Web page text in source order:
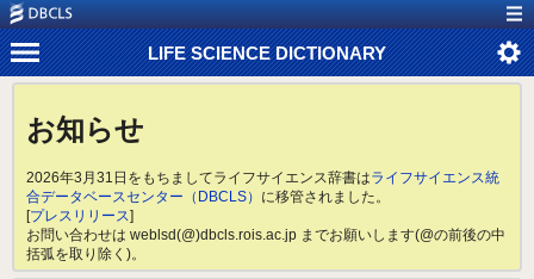
LIFE SCIENCE DICTIONARY
お知らせ
2026年3月31日をもちましてライフサイエンス辞書はライフサイエンス統
合データベースセンター（DBCLS） に移管されました。
[プレスリリース]
お問い合わせは weblsd(@)dbcls.rois.ac.jp までお願いします(@の前後の中
括弧を取り除く)。